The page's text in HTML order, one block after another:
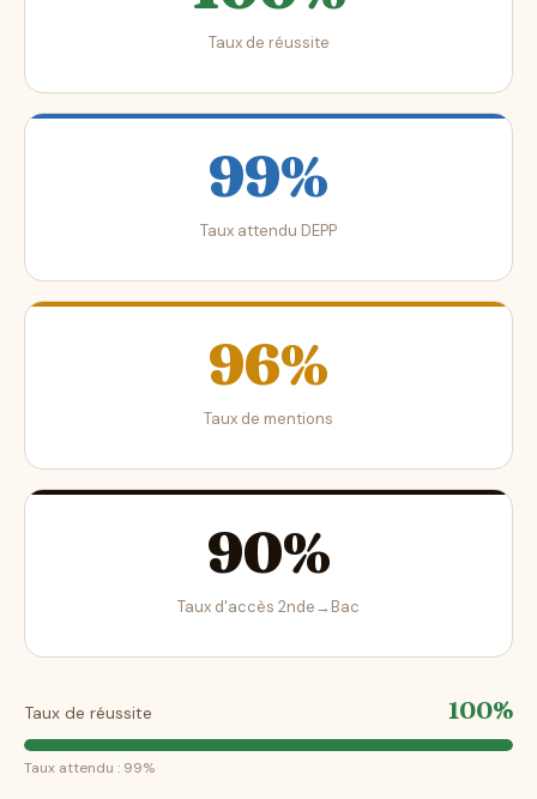
Taux de réussite
99%
Taux attendu DEPP
96%
Taux de mentions
90%
Taux d'accès 2nde→Bac
Taux de réussite 100%
Taux attendu : 99%